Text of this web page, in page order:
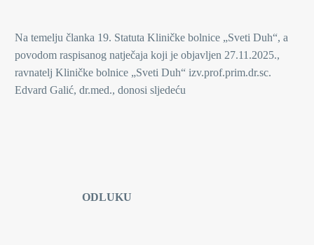
Na temelju članka 19. Statuta Kliničke bolnice „Sveti Duh“, a
povodom raspisanog natječaja koji je objavljen 27.11.2025.,
ravnatelj Kliničke bolnice „Sveti Duh“ izv.prof.prim.dr.sc.
Edvard Galić, dr.med., donosi sljedeću
ODLUKU